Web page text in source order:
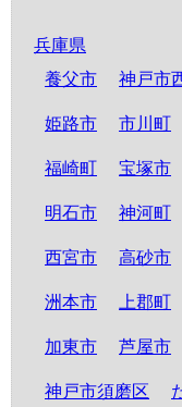
兵庫県
養父市
神戸市
姫路市 市川町
福崎町 宝塚市
明石市 神河町
西宮市 高砂市
洲本市 上郡町
加東市 芦屋市
神戸市須磨区